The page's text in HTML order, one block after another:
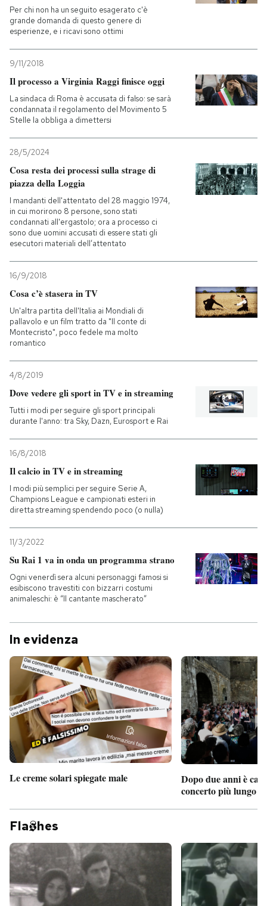
Per chi non ha un seguito esagerato c'è
grande domanda di questo genere di
esperienze, e i ricavi sono ottimi
9/11/2018
Il processo a Virginia Raggi finisce oggi
La sindaca di Roma è accusata di falso: se sarà
condannata il regolamento del Movimento 5
Stelle la obbliga a dimettersi
28/5/2024
Cosa resta dei processi sulla strage di
piazza della Loggia
I mandanti dell'attentato del 28 maggio 1974,
in cui morirono 8 persone, sono stati
condannati all'ergastolo; ora a processo ci
sono due uomini accusati di essere stati gli
esecutori materiali dell’attentato
16/9/2018
Cosa c’è stasera in TV
Un'altra partita dell'Italia ai Mondiali di
pallavolo e un film tratto da "Il conte di
Montecristo", poco fedele ma molto
romantico
4/8/2019
Dove vedere gli sport in TV e in streaming
Tutti i modi per seguire gli sport principali
durante l'anno: tra Sky, Dazn, Eurosport e Rai
16/8/2018
Il calcio in TV e in streaming
I modi più semplici per seguire Serie A,
Champions League e campionati esteri in
diretta streaming spendendo poco (o nulla)
11/3/2022
Su Rai 1 va in onda un programma strano
Ogni venerdì sera alcuni personaggi famosi si
esibiscono travestiti con bizzarri costumi
animaleschi: è “Il cantante mascherato”
In evidenza
Le creme solari spiegate male
Dopo due anni è
concerto più lungo
Fla hes